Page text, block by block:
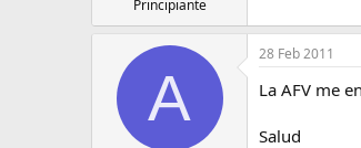
Principiante
A
28 Feb 2011
La AFV me
Salud